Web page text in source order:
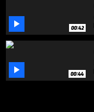
 00:42
 00:44